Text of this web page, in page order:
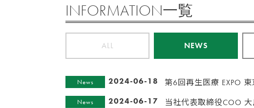
INFORMATION一覧
ALL NEWS
News 2024-06-18 第6回再生医療 EXPO
News 2024-06-17 当社代表取締役COO